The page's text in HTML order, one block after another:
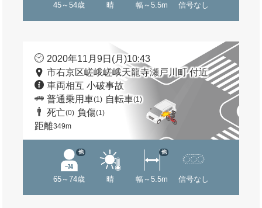
45～54歳 晴 幅～5.5m 信号なし
2020年11月9日(月)10:43
市右京区嵯峨嵯峨天龍寺瀬戸川町 付近
車両相互 小破事故
普通乗用車(1) 自転車(1)
死亡(0) 負傷(1)
距離349m
65～74歳
他
晴 幅～5.5m
他
信号なし